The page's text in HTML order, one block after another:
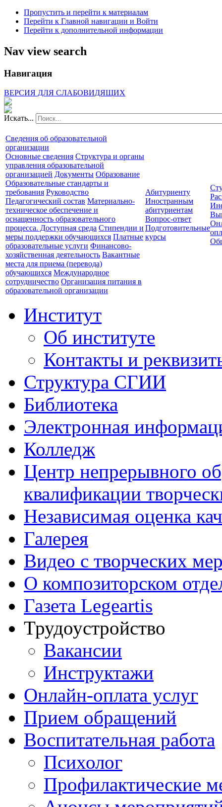
Пропустить и перейти к материалам
Перейти к Главной навигации и Войти
Перейти к дополнительной информации
Nav view search
Навигация
ВЕРСИЯ ДЛЯ СЛАБОВИДЯЩИХ
Искать...
Сведения об образовательной
организации
Основные сведения Структура и органы
управления образовательной
организацией Документы Образование
Образовательные стандарты и
требования Руководство
Педагогический состав Материально-
техническое обеспечение и
оснащенность образовательного
процесса. Доступная среда Стипендии и
меры поддержки обучающихся Платные
образовательные услуги Финансово-
хозяйственная деятельность Вакантные
места для приема (перевода)
обучающихся Международное
сотрудничество Организация питания в
образовательной организации
Абитуриенту
Иностранным
абитуриентам
Вопрос-ответ
Подготовительные
курсы
Институт
Об институте
Контакты и
Структура СГИИ
Библиотека
Электронная
Колледж
Центр непрерывного
квалификации
Независимая оценка
Галерея
Видео с творческих
О композиторском
Газета Legeartis
Трудоустройство
Вакансии
Инструктажи
Онлайн-оплата услуг
Прием обращений
Воспитательная работа
Психолог
Профилактические